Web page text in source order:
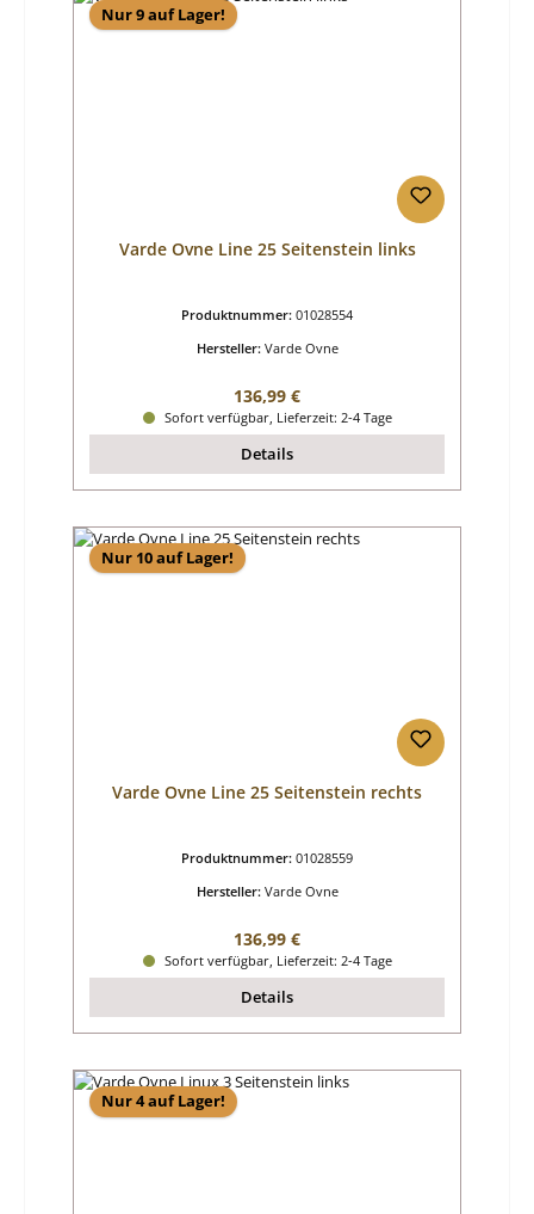
Nur 9 auf Lager!
Varde Ovne Line 25 Seitenstein links
Produktnummer: 01028554
Hersteller: Varde Ovne
Regulärer Preis:
136,99 €
Sofort verfügbar, Lieferzeit: 2-4 Tage
Details
Nur 10 auf Lager!
Varde Ovne Line 25 Seitenstein rechts
Produktnummer: 01028559
Hersteller: Varde Ovne
Regulärer Preis:
136,99 €
Sofort verfügbar, Lieferzeit: 2-4 Tage
Details
Nur 4 auf Lager!